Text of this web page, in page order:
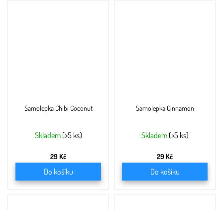
Samolepka Chibi Coconut
Skladem (>5 ks)
29 Kč
Do košíku
Samolepka Cinnamon
Skladem (>5 ks)
29 Kč
Do košíku